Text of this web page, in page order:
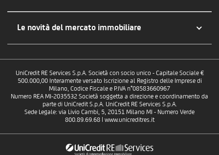
Le novità del mercato immobiliare
UniCredit RE Services S.p.A. Società con socio unico - Capitale Sociale €
500.000,00 Interamente versato Iscrizione al Registro delle Imprese di
Milano, Codice Fiscale e P.IVA n°08583660967
Numero REA MI-2035532 Società soggetta a direzione e coordinamento da
parte di UniCredit S.p.A. UniCredit RE Services S.p.A.
Sede Legale: via Livio Cambi, 5, 20151 Milano MI - Numero Verde
800.89.69.68 | www.unicreditres.it